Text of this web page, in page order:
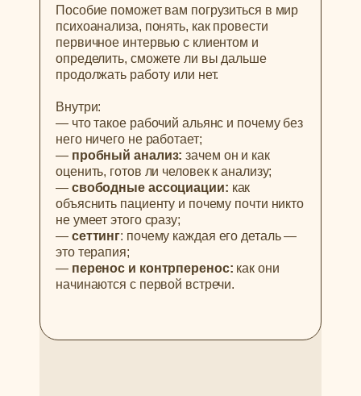
Пособие поможет вам погрузиться в мир
психоанализа, понять, как провести
первичное интервью с клиентом и
определить, сможете ли вы дальше
продолжать работу или нет.
Внутри:
— что такое рабочий альянс и почему без
него ничего не работает;
— пробный анализ: зачем он и как
оценить, готов ли человек к анализу;
— свободные ассоциации: как
объяснить пациенту и почему почти никто
не умеет этого сразу;
— сеттинг: почему каждая его деталь —
это терапия;
— перенос и контрперенос: как они
начинаются с первой встречи.